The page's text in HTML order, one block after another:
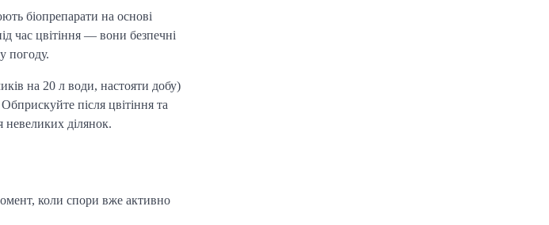
біопрепарати на основі
час цвітіння — вони безпечні
погоду.
на 20 л води, настояти добу)
після цвітіння та
невеликих ділянок.
коли спори вже активно